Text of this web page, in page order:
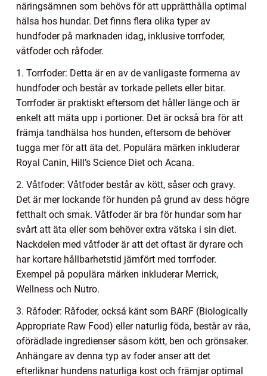
näringsämnen som behövs för att upprätthålla optimal
hälsa hos hundar. Det finns flera olika typer av
hundfoder på marknaden idag, inklusive torrfoder,
våtfoder och råfoder.
1. Torrfoder: Detta är en av de vanligaste formerna av
hundfoder och består av torkade pellets eller bitar.
Torrfoder är praktiskt eftersom det håller länge och är
enkelt att mäta upp i portioner. Det är också bra för att
främja tandhälsa hos hunden, eftersom de behöver
tugga mer för att äta det. Populära märken inkluderar
Royal Canin, Hill’s Science Diet och Acana.
2. Våtfoder: Våtfoder består av kött, såser och gravy.
Det är mer lockande för hunden på grund av dess högre
fetthalt och smak. Våtfoder är bra för hundar som har
svårt att äta eller som behöver extra vätska i sin diet.
Nackdelen med våtfoder är att det oftast är dyrare och
har kortare hållbarhetstid jämfört med torrfoder.
Exempel på populära märken inkluderar Merrick,
Wellness och Nutro.
3. Råfoder: Råfoder, också känt som BARF (Biologically
Appropriate Raw Food) eller naturlig föda, består av råa,
oförädlade ingredienser såsom kött, ben och grönsaker.
Anhängare av denna typ av foder anser att det
efterliknar hundens naturliga kost och främjar optimal